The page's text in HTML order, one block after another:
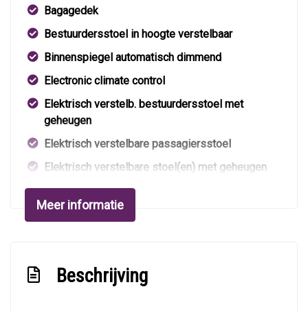
Bagagedek
Bestuurdersstoel in hoogte verstelbaar
Binnenspiegel automatisch dimmend
Electronic climate control
Elektrisch verstelb. bestuurdersstoel met
geheugen
Elektrisch verstelbare passagiersstoel
Elektrisch verstelbare stoel(en) met geheugen
Elektrische ramen voor en achter
Hoofdsteunen anti-whiplash
Lederen bekleding
Meer informatie
Beschrijving